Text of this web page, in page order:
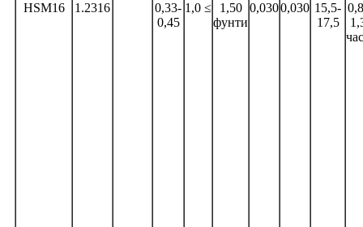
HSM16 1.2316
0,33-
0,45
1,0 ≤
1,50
фунти
0,0300,030 15,5-
17,5